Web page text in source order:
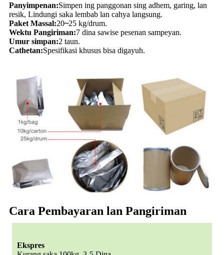
Panyimpenan:Simpen ing panggonan sing adhem, garing, lan
resik, Lindungi saka lembab lan cahya langsung.
Paket Massal:20~25 kg/drum.
Wektu Pangiriman:7 dina sawise pesenan sampeyan.
Umur simpan:2 taun.
Cathetan:Spesifikasi khusus bisa digayuh.
Cara Pembayaran lan Pangiriman
Ekspres